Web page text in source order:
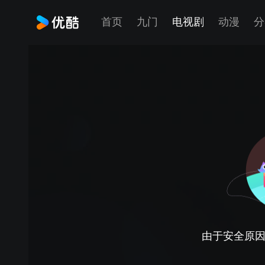
首页 九门 电视剧 动漫
由于安全原